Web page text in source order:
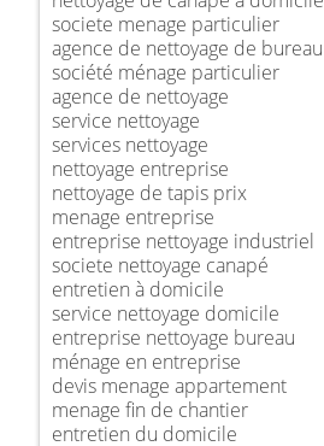
societe menage particulier
agence de nettoyage de bureau
société ménage particulier
agence de nettoyage
service nettoyage
services nettoyage
nettoyage entreprise
nettoyage de tapis prix
menage entreprise
entreprise nettoyage industriel
societe nettoyage canapé
entretien à domicile
service nettoyage domicile
entreprise nettoyage bureau
ménage en entreprise
devis menage appartement
menage fin de chantier
entretien du domicile